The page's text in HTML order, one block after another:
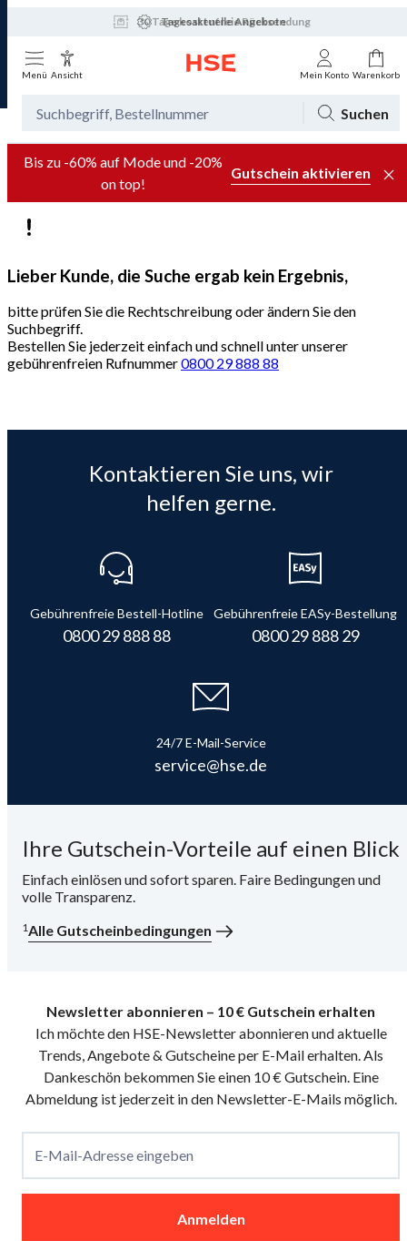
30 Tage kostenfreie Rücksendung
Tagesaktuelle Angebote
Menü Ansicht Mein Konto Warenkorb
Suchen
Bis zu -60% auf Mode und -20%
on top!
Gutschein aktivieren
Lieber Kunde, die Suche ergab kein Ergebnis,
bitte prüfen Sie die Rechtschreibung oder ändern Sie den
Suchbegriff.
Bestellen Sie jederzeit einfach und schnell unter unserer
gebührenfreien Rufnummer0800 29 888 88
Kontaktieren Sie uns, wir
helfen gerne.
Gebührenfreie Bestell-Hotline
0800 29 888 88
Gebührenfreie EASy-Bestellung
0800 29 888 29
24/7 E-Mail-Service
service@hse.de
Ihre Gutschein-Vorteile auf einen Blick
Einfach einlösen und sofort sparen. Faire Bedingungen und
volle Transparenz.
1Alle Gutscheinbedingungen
Newsletter abonnieren – 10 € Gutschein erhalten
Ich möchte den HSE-Newsletter abonnieren und aktuelle
Trends, Angebote & Gutscheine per E-Mail erhalten. Als
Dankeschön bekommen Sie einen 10 € Gutschein. Eine
Abmeldung ist jederzeit in den Newsletter-E-Mails möglich.
E-Mail-Adresse eingeben
Anmelden